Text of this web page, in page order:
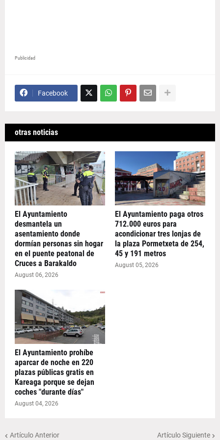
Publicidad
Facebook
otras noticias
El Ayuntamiento
desmantela un
asentamiento donde
dormían personas sin hogar
en el puente peatonal de
Cruces a Barakaldo
August 06, 2026
El Ayuntamiento paga otros
712.000 euros para
acondicionar tres lonjas de
la plaza Pormetxeta de 254,
45 y 191 metros
August 05, 2026
El Ayuntamiento prohíbe
aparcar de noche en 220
plazas públicas gratis en
Kareaga porque se dejan
coches "durante días"
August 04, 2026
Artículo Anterior Artículo Siguiente